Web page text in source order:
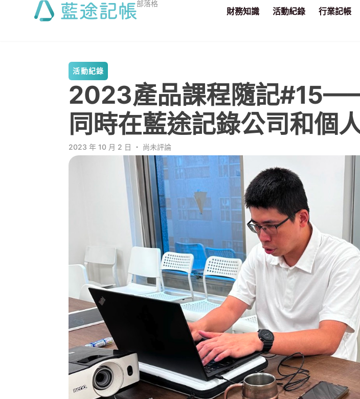
部落格
財務知識 活動紀錄 行業記帳
活動紀錄
2023產品課程隨記
同時在藍途記錄公司和個
2023 年 10 月 2 日 ． 尚未評論